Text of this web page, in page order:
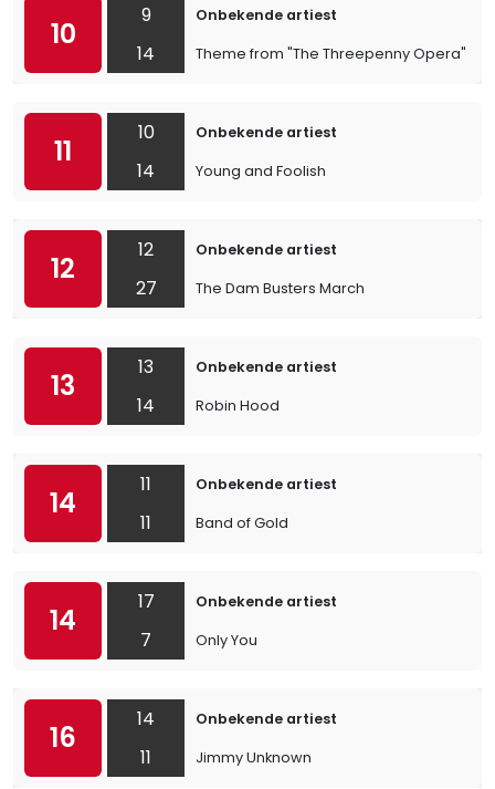
10
9
14
Onbekende artiest
Theme from "The Threepenny Opera"
11
10
14
Onbekende artiest
Young and Foolish
12
12
27
Onbekende artiest
The Dam Busters March
13
13
14
Onbekende artiest
Robin Hood
14
11
11
Onbekende artiest
Band of Gold
14
17
7
Onbekende artiest
Only You
16
14
11
Onbekende artiest
Jimmy Unknown